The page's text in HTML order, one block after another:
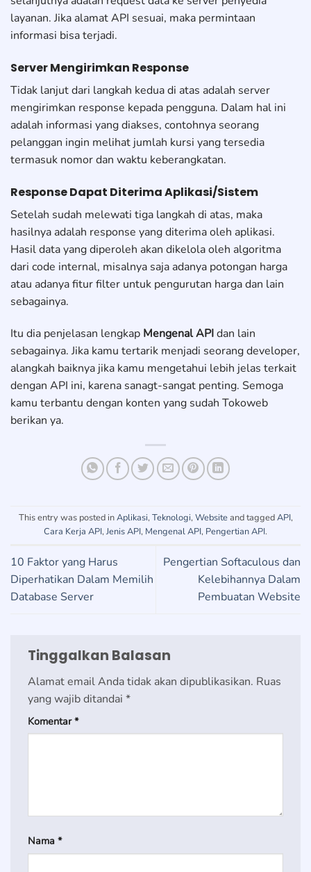
layanan. Jika alamat API sesuai, maka permintaan
informasi bisa terjadi.
Server Mengirimkan Response
Tidak lanjut dari langkah kedua di atas adalah server
mengirimkan response kepada pengguna. Dalam hal ini
adalah informasi yang diakses, contohnya seorang
pelanggan ingin melihat jumlah kursi yang tersedia
termasuk nomor dan waktu keberangkatan.
Response Dapat Diterima Aplikasi/Sistem
Setelah sudah melewati tiga langkah di atas, maka
hasilnya adalah response yang diterima oleh aplikasi.
Hasil data yang diperoleh akan dikelola oleh algoritma
dari code internal, misalnya saja adanya potongan harga
atau adanya fitur filter untuk pengurutan harga dan lain
sebagainya.
Itu dia penjelasan lengkap Mengenal APIdan lain
sebagainya. Jika kamu tertarik menjadi seorang developer,
alangkah baiknya jika kamu mengetahui lebih jelas terkait
dengan API ini, karena sanagt-sangat penting. Semoga
kamu terbantu dengan konten yang sudah Tokoweb
berikan ya.
This entry was posted inAplikasi, Teknologi, Websiteand taggedAPI,
Cara Kerja API, Jenis API, Mengenal API, Pengertian API.
10 Faktor yang Harus
Diperhatikan Dalam Memilih
Database Server
Pengertian Softaculous dan
Kelebihannya Dalam
Pembuatan Website
Tinggalkan Balasan
Alamat email Anda tidak akan dipublikasikan. Ruas
yang wajib ditandai *
Komentar*
Nama *